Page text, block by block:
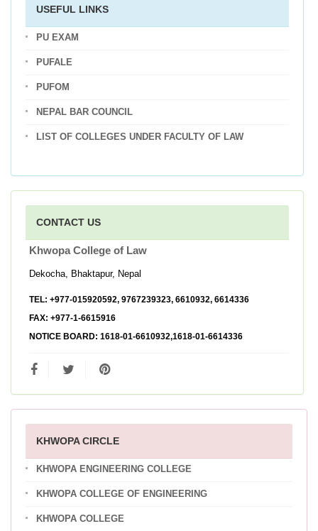
USEFUL LINKS
PU EXAM
PUFALE
PUFOM
NEPAL BAR COUNCIL
LIST OF COLLEGES UNDER FACULTY OF LAW
CONTACT US
Khwopa College of Law
Dekocha, Bhaktapur, Nepal
TEL: +977-015920592, 9767239323, 6610932, 6614336
FAX: +977-1-6615916
NOTICE BOARD: 1618-01-6610932,1618-01-6614336
KHWOPA CIRCLE
KHWOPA ENGINEERING COLLEGE
KHWOPA COLLEGE OF ENGINEERING
KHWOPA COLLEGE